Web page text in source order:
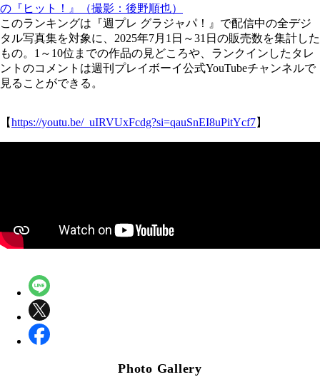
の『ヒット！』（撮影：後野順也）
このランキングは『週プレ グラジャパ！』で配信中の全デジ
タル写真集を対象に、2025年7月1日～31日の販売数を集計した
もの。1～10位までの作品の見どころや、ランクインしたタレ
ントのコメントは週刊プレイボーイ公式YouTubeチャンネルで
見ることができる。
【https://youtu.be/_uIRVUxFcdg?si=qauSnEI8uPitYcf7】
Photo Gallery